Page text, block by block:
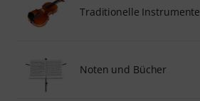
Traditionelle Instrumente
Noten und Bücher